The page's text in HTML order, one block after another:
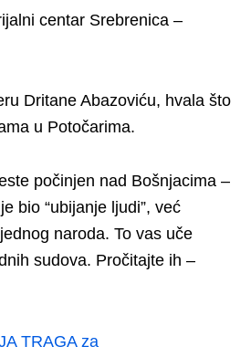
centar Srebrenica –
Dritane Abazoviću, hvala što
u Potočarima.
počinjen nad Bošnjacima –
bio “ubijanje ljudi”, već
naroda. To vas uče
sudova. Pročitajte ih –
TRAGA za